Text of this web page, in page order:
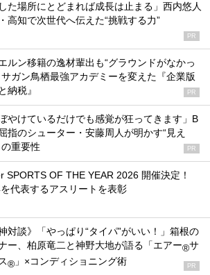
した場所にとどまれば成長は止まる」西内悠人
高知で次世代へ伝えた“挑戦する力”
PR
ルン移籍の逸材輩出も“グラウンドがなかっ
ガン鳥栖最強アカデミーを変えた『企業版
納税』
PR
ぼやけているだけでも感覚が狂ってきます」B
指のシューター・安藤周人が明かす“見え
の重要性
PR
SPORTS OF THE YEAR 2026 開催決定！
代表するアスリートを表彰
対談》「やっぱり“タイパ”がいい！」箱根の
ー、柏原竜二と神野大地が語る「エアー®サ
® 」×コンディショニング術 PR